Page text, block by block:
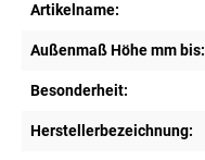
Artikelname:
Außenmaß Höhe mm bis:
Besonderheit:
Herstellerbezeichnung: